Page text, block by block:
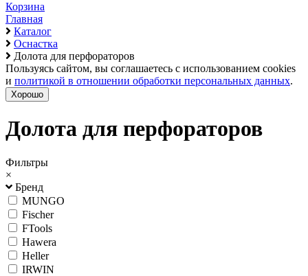
Корзина
Главная
Каталог
Оснастка
Долота для перфораторов
Пользуясь сайтом, вы соглашаетесь с использованием cookies
и политикой в отношении обработки персональных данных.
Хорошо
Долота для перфораторов
Фильтры
×
Бренд
MUNGO
Fischer
FTools
Hawera
Heller
IRWIN